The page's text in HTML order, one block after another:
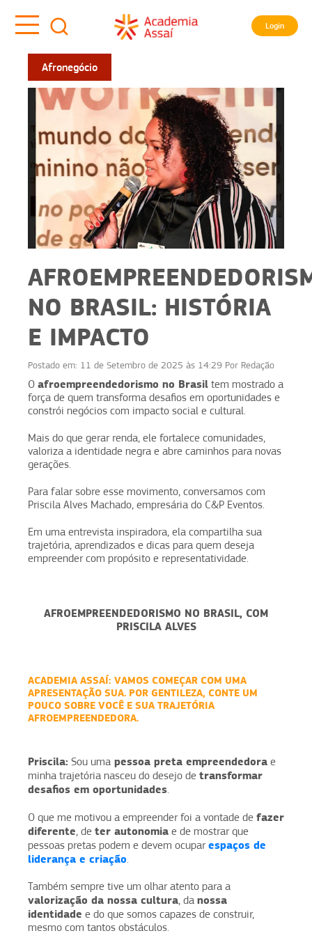
Login
Afronegócio
NO BRASIL: HISTÓRIA
E IMPACTO
Postado em: 11 de Setembro de 2025 às 14:29 Por Redação
O afroempreendedorismo no Brasil tem mostrado a
força de quem transforma desafios em oportunidades e
constrói negócios com impacto social e cultural.
Mais do que gerar renda, ele fortalece comunidades,
valoriza a identidade negra e abre caminhos para novas
gerações.
Para falar sobre esse movimento, conversamos com
Priscila Alves Machado, empresária do C&P Eventos.
Em uma entrevista inspiradora, ela compartilha sua
trajetória, aprendizados e dicas para quem deseja
empreender com propósito e representatividade.
AFROEMPREENDEDORISMO NO BRASIL, COM
PRISCILA ALVES
ACADEMIA ASSAÍ: VAMOS COMEÇAR COM UMA
APRESENTAÇÃO SUA. POR GENTILEZA, CONTE UM
POUCO SOBRE VOCÊ E SUA TRAJETÓRIA
AFROEMPREENDEDORA.
Priscila: Sou uma pessoa preta empreendedora e
minha trajetória nasceu do desejo de transformar
desafios em oportunidades.
O que me motivou a empreender foi a vontade de fazer
diferente, de ter autonomia e de mostrar que
pessoas pretas podem e devem ocuparespaços de
liderança e criação.
Também sempre tive um olhar atento para a
valorização da nossa cultura, da nossa
identidade e do que somos capazes de construir,
mesmo com tantos obstáculos.